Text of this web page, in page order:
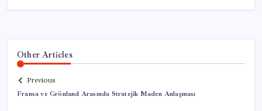
Other Articles
Previous
Fransa ve Grönland Arasında Stratejik Maden Anlaşması